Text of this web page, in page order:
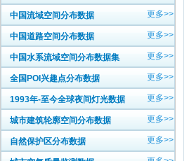
中国流域空间分布数据 更多>>
中国道路空间分布数据 更多>>
中国水系流域空间分布数据集 更多>>
全国POI兴趣点分布数据 更多>>
1993年-至今全球夜间灯光数据 更多>>
城市建筑轮廓空间分布数据 更多>>
自然保护区分布数据 更多>>